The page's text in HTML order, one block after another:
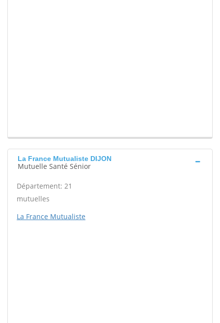
La France Mutualiste DIJON
Mutuelle Santé Sénior
Département: 21
mutuelles
La France Mutualiste